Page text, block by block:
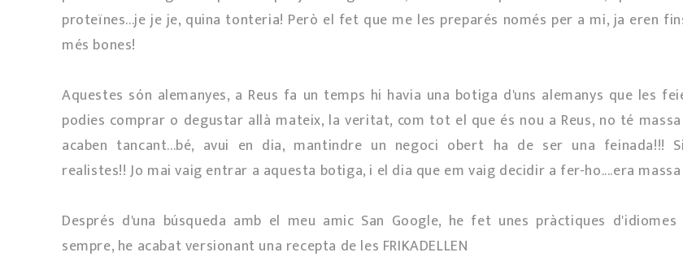
proteïnes...je je je, quina tonteria! Però el fet que me les preparés només per a mi, ja eren
més bones!
Aquestes són alemanyes, a Reus fa un temps hi havia una botiga d'uns alemanys que les
podies comprar o degustar allà mateix, la veritat, com tot el que és nou a Reus, no té
acaben tancant...bé, avui en dia, mantindre un negoci obert ha de ser una feinada!!!
realistes!! Jo mai vaig entrar a aquesta botiga, i el dia que em vaig decidir a fer-ho....era
Després d'una búsqueda amb el meu amic San Google, he fet unes pràctiques
sempre, he acabat versionant una recepta de les FRIKADELLEN